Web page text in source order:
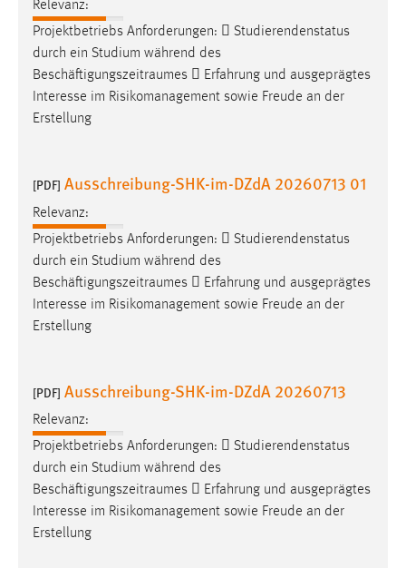
Relevanz:
Projektbetriebs Anforderungen:  Studierendenstatus
durch ein Studium während des
Beschäftigungszeitraumes  Erfahrung und ausgeprägtes
Interesse im Risikomanagement sowie Freude an der
Erstellung
[PDF] Ausschreibung-SHK-im-DZdA 20260713 01
Relevanz:
Projektbetriebs Anforderungen:  Studierendenstatus
durch ein Studium während des
Beschäftigungszeitraumes  Erfahrung und ausgeprägtes
Interesse im Risikomanagement sowie Freude an der
Erstellung
[PDF] Ausschreibung-SHK-im-DZdA 20260713
Relevanz:
Projektbetriebs Anforderungen:  Studierendenstatus
durch ein Studium während des
Beschäftigungszeitraumes  Erfahrung und ausgeprägtes
Interesse im Risikomanagement sowie Freude an der
Erstellung
Conversion-Tracking
Cookie Laufzeit:
3 Monate
Facebook Pixel
_fbp
Anbieter:
Facebook
Zweck:
Conversion-Tracking
Cookie Laufzeit:
EXTERNE MEDIEN
Um Inhalte von Videoplattformen und Social Media
Plattformen anzeigen zu können, werden von diesen
externen Medien Cookies gesetzt.
YouTube